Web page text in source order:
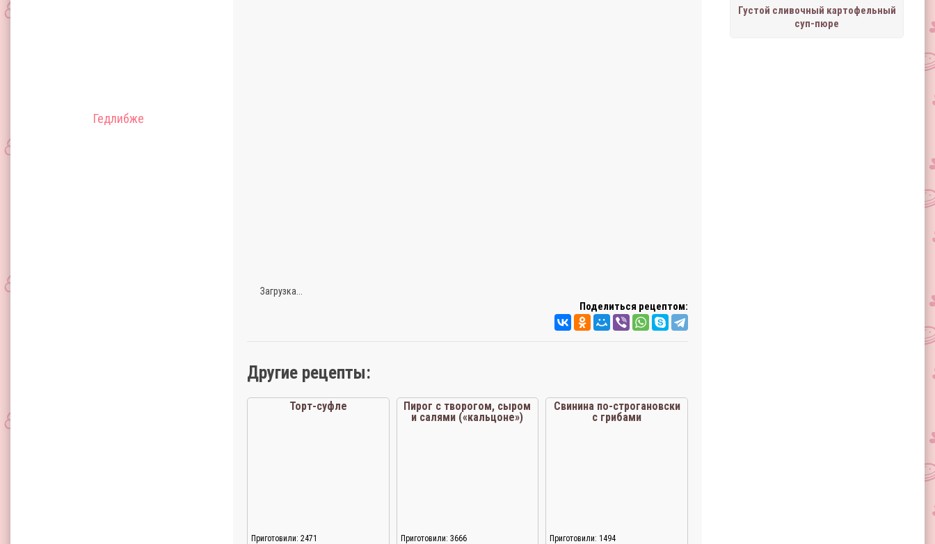
Гедлибже
Густой сливочный картофельный
суп-пюре
Загрузка...
Поделиться рецептом:
Другие рецепты:
Торт-суфле
Приготовили: 2471
Пирог с творогом, сыром
и салями («кальцоне»)
Приготовили: 3666
Свинина по-строгановски
с грибами
Приготовили: 1494